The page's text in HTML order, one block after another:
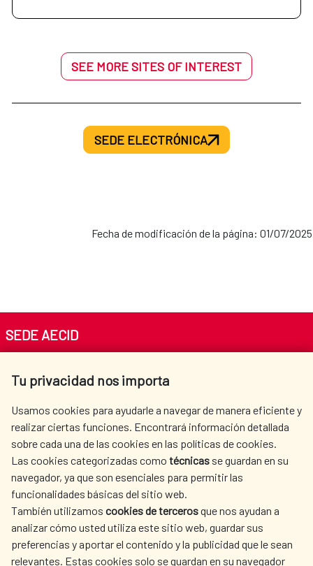
SEE MORE SITES OF INTEREST
SEDE ELECTRÓNICA
Fecha de modificación de la página: 01/07/2025
Tu privacidad nos importa
Usamos cookies para ayudarle a navegar de manera eficiente y
realizar ciertas funciones. Encontrará información detallada
sobre cada una de las cookies en las políticas de cookies.
Las cookies categorizadas como técnicas se guardan en su
navegador, ya que son esenciales para permitir las
funcionalidades básicas del sitio web.
También utilizamos cookies de tercerosque nos ayudan a
analizar cómo usted utiliza este sitio web, guardar sus
preferencias y aportar el contenido y la publicidad que le sean
relevantes. Estas cookies solo se guardan en su navegador
SEDE AECID
Tel. +34 900 20 30 54​​​​​​​
AECID
WHERE DO WE COOPERATE?
SPANISH HUMANITARIAN
ACTION
PRESS ROOM
CULTURE AND SCIENCE LIBRARY